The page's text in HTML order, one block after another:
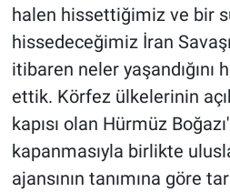
halen hissettiğimiz ve bir
hissedeceğimiz İran
itibaren neler yaşandığını
ettik. Körfez ülkelerinin
kapısı olan Hürmüz
kapanmasıyla birlikte
ajansının tanımına göre